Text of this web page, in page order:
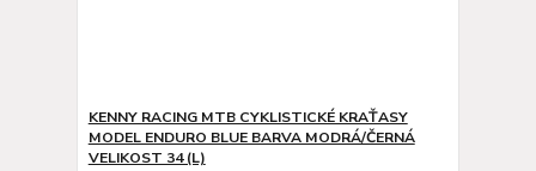
KENNY RACING MTB CYKLISTICKÉ KRAŤASY
MODEL ENDURO BLUE BARVA MODRÁ/ČERNÁ
VELIKOST 34 (L)